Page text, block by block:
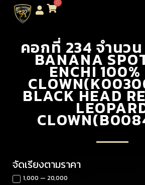
0
คอกที่ 234 จำนวน
BANANA
ENCHI
BLACK HEAD
จัดเรียงตามราคา
1,000 — 20,000